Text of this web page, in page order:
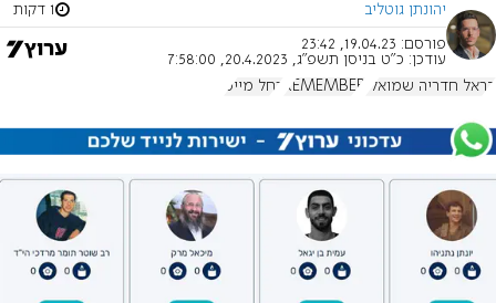
יהונתן גוטליב 1 דקות
פורסם: 19.04.23, 23:42
עודכן: כ"ט בניסן תשפ"ג, 20.4.2023, 7:58:00
בראל חדריה שמואלי
REMEMBER רחל מייט